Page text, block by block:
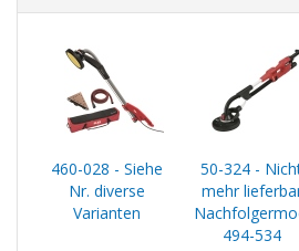
460-028 - Siehe
Nr. diverse
Varianten
50-324 -
mehr
494-534